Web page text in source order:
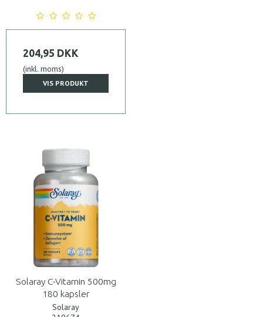
204,95 DKK
(inkl. moms)
VIS PRODUKT
Solaray C-Vitamin 500mg
180 kapsler
Solaray